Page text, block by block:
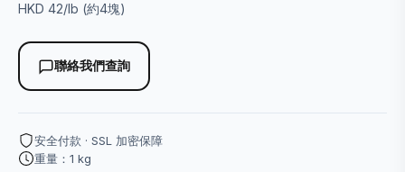
HKD 42/lb (約4塊)
聯絡我們查詢
安全付款 · SSL 加密保障
重量：1 kg